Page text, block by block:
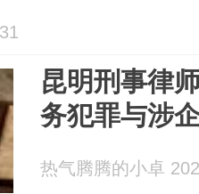
昆明刑事律
务犯罪与涉
热气腾腾的小卓